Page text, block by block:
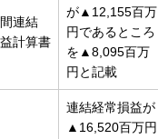
連結
計算書
が▲12,155百万
円であるところ
を▲8,095百万
円と記載
連結経常損益が
▲16,520百万円